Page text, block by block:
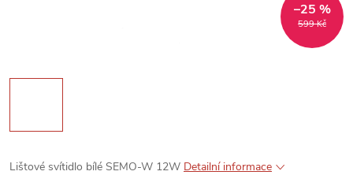
599 Kč
–25 %
Lištové svítidlo bílé SEMO-W 12W Detailní informace